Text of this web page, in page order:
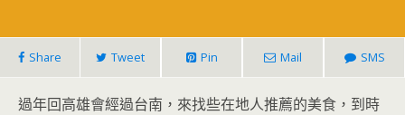
Share Tweet Pin Mail SMS
過年回高雄會經過台南，來找些在地人推薦的美食，到時